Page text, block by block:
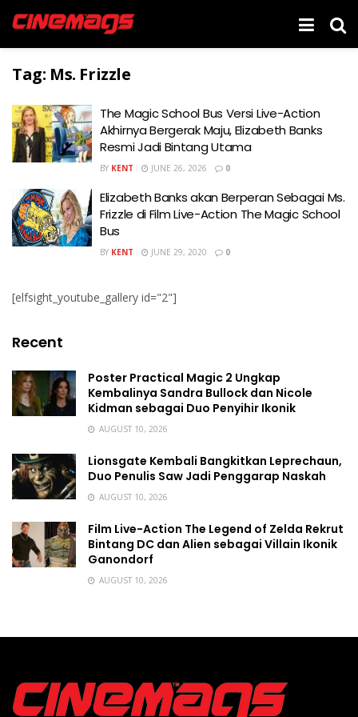
Tag: Ms. Frizzle
The Magic School Bus Versi Live-Action
Akhirnya Bergerak Maju, Elizabeth Banks
Resmi Jadi Bintang Utama
BY KENT JUNE 26, 2026 0
Elizabeth Banks akan Berperan Sebagai Ms.
Frizzle di Film Live-Action The Magic School
Bus
BY KENT JUNE 29, 2020 0
[elfsight_youtube_gallery id="2"]
Recent
Poster Practical Magic 2 Ungkap
Kembalinya Sandra Bullock dan Nicole
Kidman sebagai Duo Penyihir Ikonik
AUGUST 10, 2026
Lionsgate Kembali Bangkitkan Leprechaun,
Duo Penulis Saw Jadi Penggarap Naskah
AUGUST 10, 2026
Film Live-Action The Legend of Zelda Rekrut
Bintang DC dan Alien sebagai Villain Ikonik
Ganondorf
AUGUST 10, 2026